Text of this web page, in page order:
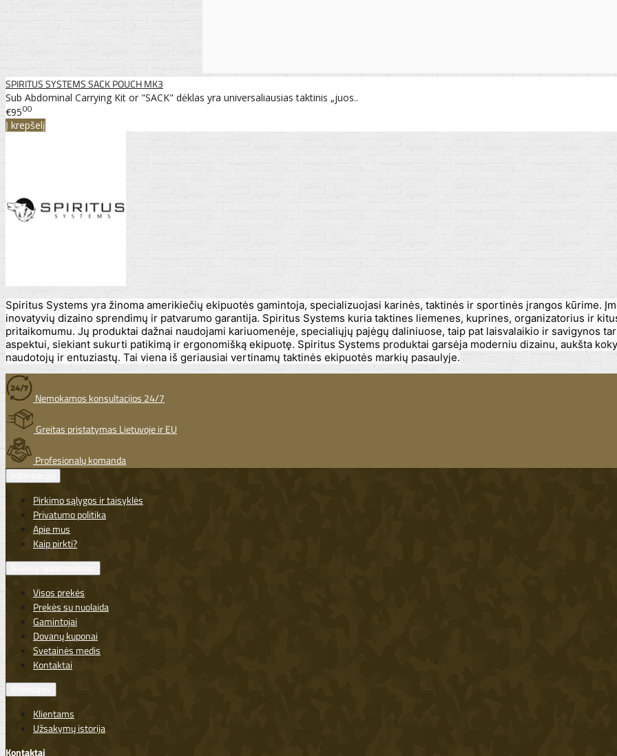
SPIRITUS SYSTEMS SACK POUCH MK3
Sub Abdominal Carrying Kit or "SACK" dėklas yra universaliausias taktinis „juos..
€9500
Į krepšelį
Spiritus Systems yra žinoma amerikiečių ekipuotės gamintoja, specializuojasi karinės, taktinės ir sportinės įrangos kūrime.
inovatyvių dizaino sprendimų ir patvarumo garantija. Spiritus Systems kuria taktines liemenes, kuprines, organizatorius ir
pritaikomumu. Jų produktai dažnai naudojami kariuomenėje, specialiųjų pajėgų daliniuose, taip pat laisvalaikio ir savigynos
aspektui, siekiant sukurti patikimą ir ergonomišką ekipuotę. Spiritus Systems produktai garsėja moderniu dizainu, aukšta
naudotojų ir entuziastų. Tai viena iš geriausiai vertinamų taktinės ekipuotės markių pasaulyje.
Nemokamos konsultacijos 24/7
Greitas pristatymas Lietuvoje ir EU
Profesionalų komanda
Pirkimo sąlygos ir taisyklės
Privatumo politika
Apie mus
Kaip pirkti?
Visos prekės
Prekės su nuolaida
Gamintojai
Dovanų kuponai
Svetainės medis
Kontaktai
Klientams
Užsakymų istorija
Kontaktai